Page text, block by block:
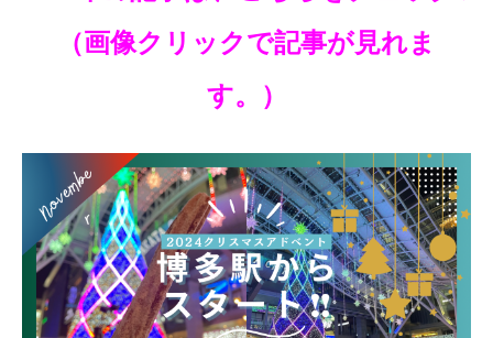
（画像クリックで記事が見れま
す。）